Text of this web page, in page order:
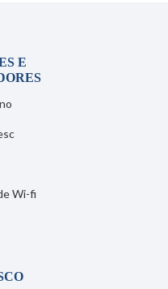
E
Wi-fi